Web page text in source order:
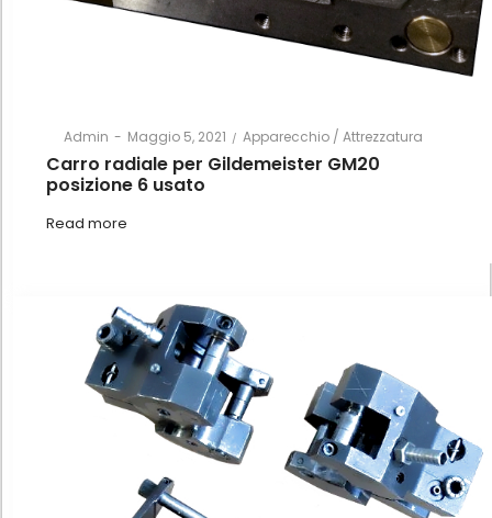
ByAdmin
Posted
on
Maggio 5, 2021
Posted
in
Apparecchio / Attrezzatura
Carro radiale per Gildemeister GM20
posizione 6 usato
Read more